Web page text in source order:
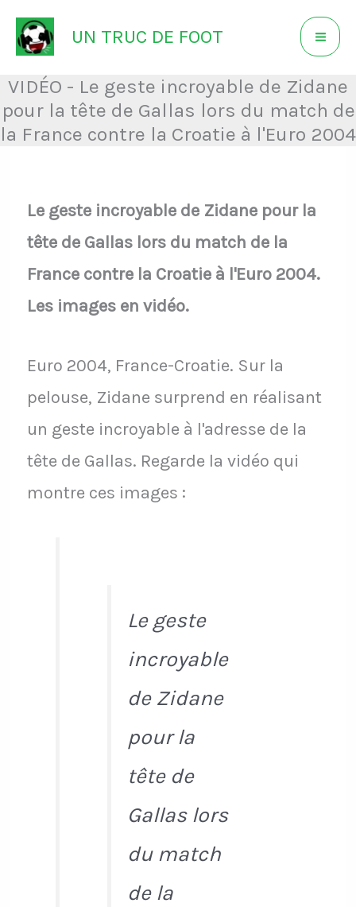
Aller
au
contenu
UN TRUC DE FOOT
VIDÉO - Le geste incroyable de Zidane
pour la tête de Gallas lors du match de
la France contre la Croatie à l'Euro 2004
Le geste incroyable de Zidane pour la
tête de Gallas lors du match de la
France contre la Croatie à l'Euro 2004.
Les images en vidéo.
Euro 2004, France-Croatie. Sur la
pelouse, Zidane surprend en réalisant
un geste incroyable à l'adresse de la
tête de Gallas. Regarde la vidéo qui
montre ces images :
Le geste
incroyable
de Zidane
pour la
tête de
Gallas lors
du match
de la